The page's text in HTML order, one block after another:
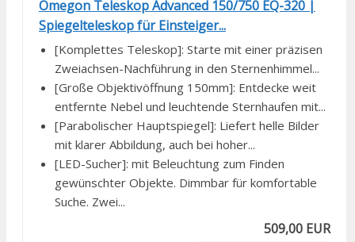
Omegon Teleskop Advanced 150/750 EQ-320 |
Spiegelteleskop für Einsteiger...
[Komplettes Teleskop]: Starte mit einer präzisen
Zweiachsen-Nachführung in den Sternenhimmel...
[Große Objektivöffnung 150mm]: Entdecke weit
entfernte Nebel und leuchtende Sternhaufen mit...
[Parabolischer Hauptspiegel]: Liefert helle Bilder
mit klarer Abbildung, auch bei hoher...
[LED-Sucher]: mit Beleuchtung zum Finden
gewünschter Objekte. Dimmbar für komfortable
Suche. Zwei...
509,00 EUR